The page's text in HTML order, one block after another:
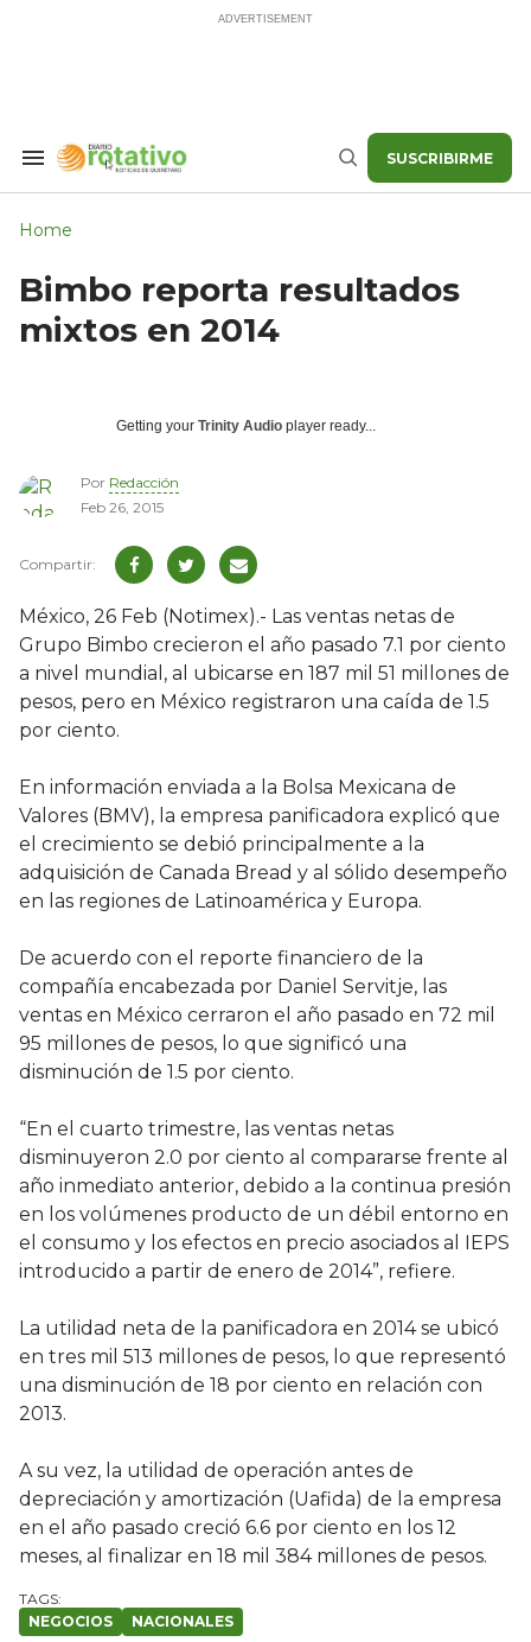
Search
Buscar SUSCRIBIRME
Home
Bimbo reporta resultados
mixtos en 2014
Getting your Trinity Audio player ready...
Por Redacción
Feb 26, 2015
México, 26 Feb (Notimex).- Las ventas netas de
Grupo Bimbo crecieron el año pasado 7.1 por ciento
a nivel mundial, al ubicarse en 187 mil 51 millones de
pesos, pero en México registraron una caída de 1.5
por ciento.
En información enviada a la Bolsa Mexicana de
Valores (BMV), la empresa panificadora explicó que
el crecimiento se debió principalmente a la
adquisición de Canada Bread y al sólido desempeño
en las regiones de Latinoamérica y Europa.
De acuerdo con el reporte financiero de la
compañía encabezada por Daniel Servitje, las
ventas en México cerraron el año pasado en 72 mil
95 millones de pesos, lo que significó una
disminución de 1.5 por ciento.
“En el cuarto trimestre, las ventas netas
disminuyeron 2.0 por ciento al compararse frente al
año inmediato anterior, debido a la continua presión
en los volúmenes producto de un débil entorno en
el consumo y los efectos en precio asociados al IEPS
introducido a partir de enero de 2014”, refiere.
La utilidad neta de la panificadora en 2014 se ubicó
en tres mil 513 millones de pesos, lo que representó
una disminución de 18 por ciento en relación con
2013.
A su vez, la utilidad de operación antes de
depreciación y amortización (Uafida) de la empresa
en el año pasado creció 6.6 por ciento en los 12
meses, al finalizar en 18 mil 384 millones de pesos.
NEGOCIOS NACIONALES